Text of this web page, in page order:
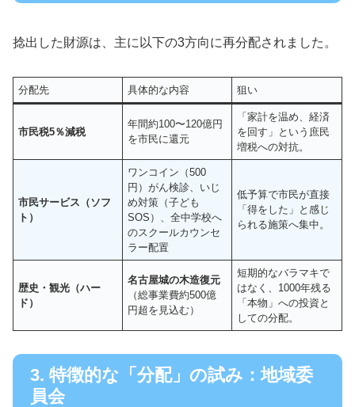
捻出した財源は、主に以下の3方向に再分配されました。
分配先 具体的な内容 狙い
市民税5％減税
年間約100〜120億円
を市民に還元
「家計を温め、経済
を回す」という庶民
増税への対抗。
市民サービス（ソフ
ト）
ワンコイン（500
円）がん検診、いじ
め対策（子ども
SOS）、全中学校へ
のスクールカウンセ
ラー配置
低予算で市民が直接
「得をした」と感じ
られる施策へ集中。
歴史・観光（ハー
ド）
名古屋城の木造復元
（総事業費約500億
円超を見込む）
短期的なバラマキで
はなく、1000年残る
「本物」への投資と
しての分配。
3. 特徴的な「分配」の試み：地域委
員会